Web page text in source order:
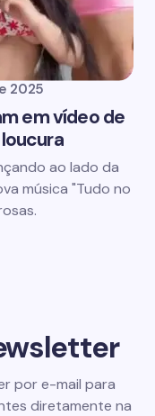
2025
em vídeo de
ao lado da
música "Tudo no
por e-mail para
diretamente na